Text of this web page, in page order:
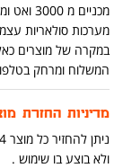
מערכות סולאריות
במקרה של מוצרים
המשלוח ומרחק בטלפון
מדיניות החזרת
ולא בוצע בו שימוש .